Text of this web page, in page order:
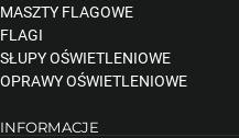
MASZTY FLAGOWE
FLAGI
SŁUPY OŚWIETLENIOWE
OPRAWY OŚWIETLENIOWE
INFORMACJE